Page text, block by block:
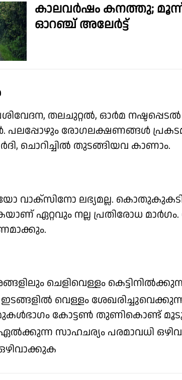
കാലവർഷം കനത്തു; മൂന്ന്
ഓറഞ്ച് അലേർട്ട്
തലചുറ്റൽ, ഓർമ
രോഗലക്ഷണങ്ങൾ
ചൊറിച്ചിൽ തുടങ്ങിയവ കാണാം.
വാക്സിനോ ലഭ്യമല്ല.
ഏറ്റവും നല്ല പ്രതിരോധ മാർഗം.
ചെളിവെള്ളം
വെള്ളം
മുകൾഭാ​ഗം കോട്ടൺ തുണികൊണ്ട്
സാഹചര്യം പരമാവധി